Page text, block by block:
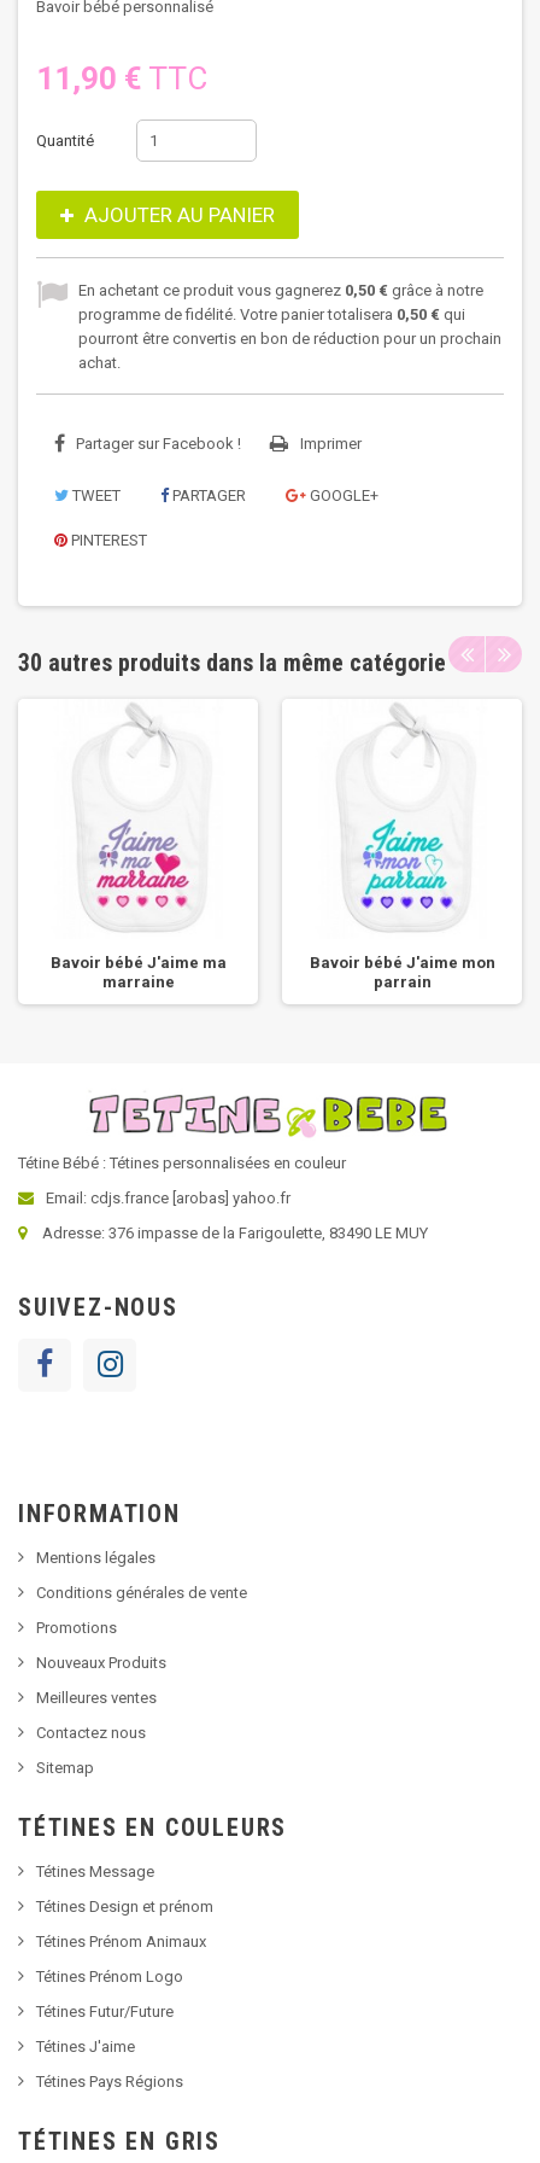
Bavoir bébé personnalisé
11,90 € TTC
Quantité
AJOUTER AU PANIER
En achetant ce produit vous gagnerez 0,50 € grâce à notre
programme de fidélité. Votre panier totalisera 0,50 € qui
pourront être convertis en bon de réduction pour un prochain
achat.
Partager sur Facebook ! Imprimer
TWEET PARTAGER GOOGLE+
PINTEREST
30 autres produits dans la même catégorie
Bavoir bébé J'aime ma
marraine
Bavoir bébé J'aime mon
parrain
Tétine Bébé : Tétines personnalisées en couleur
Email: cdjs.france [arobas] yahoo.fr
Adresse: 376 impasse de la Farigoulette, 83490 LE MUY
SUIVEZ-NOUS
INFORMATION
Mentions légales
Conditions générales de vente
Promotions
Nouveaux Produits
Meilleures ventes
Contactez nous
Sitemap
TÉTINES EN COULEURS
Tétines Message
Tétines Design et prénom
Tétines Prénom Animaux
Tétines Prénom Logo
Tétines Futur/Future
Tétines J'aime
Tétines Pays Régions
TÉTINES EN GRIS